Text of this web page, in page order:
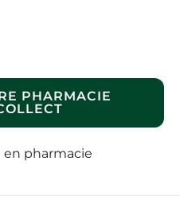
PHARMACIE
pharmacie